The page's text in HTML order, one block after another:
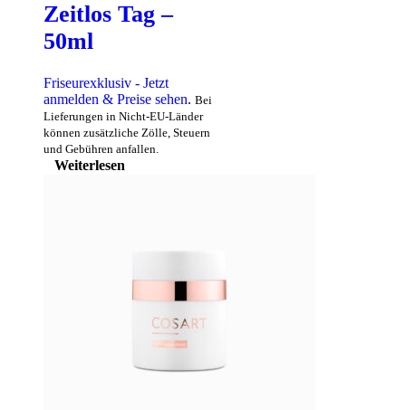
Zeitlos Tag –
50ml
Friseurexklusiv - Jetzt
anmelden & Preise sehen. Bei
Lieferungen in Nicht-EU-Länder
können zusätzliche Zölle, Steuern
und Gebühren anfallen.
Weiterlesen